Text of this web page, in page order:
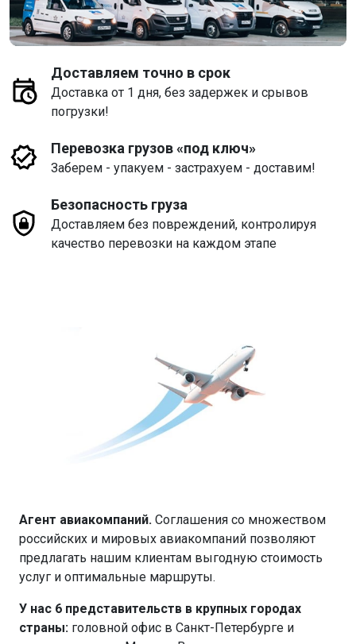
Доставляем точно в срок
Доставка от 1 дня, без задержек и срывов
погрузки!
Перевозка грузов «под ключ»
Заберем - упакуем - застрахуем - доставим!
Безопасность груза
Доставляем без повреждений, контролируя
качество перевозки на каждом этапе
Агент авиакомпаний. Соглашения со множеством
российских и мировых авиакомпаний позволяют
предлагать нашим клиентам выгодную стоимость
услуг и оптимальные маршруты.
У нас 6 представительств в крупных городах
страны: головной офис в Санкт-Петербурге и